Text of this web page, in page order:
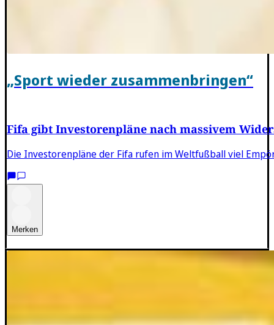
„Sport wieder zusammenbringen“
Fifa gibt Investorenpläne nach massivem
Die Investorenpläne der Fifa rufen im Weltfußball viel
Merken